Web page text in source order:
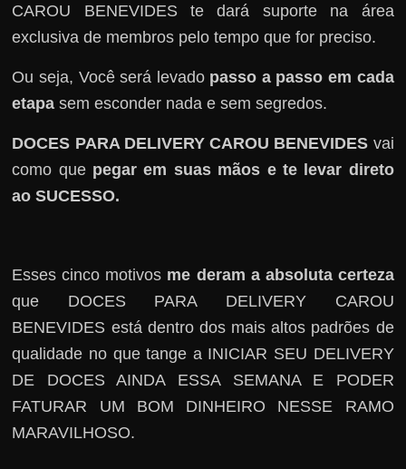
🤔
CAROU BENEVIDES te dará suporte na área
exclusiva de membros pelo tempo que for preciso.
Ou seja, Você será levado passo a passo em cada
etapasem esconder nada e sem segredos.
DOCES PARA DELIVERY CAROU BENEVIDES vai
como que pegar em suas mãos e te levar direto
ao SUCESSO.
Esses cinco motivos me deram a absoluta certeza
que DOCES PARA DELIVERY CAROU
BENEVIDES está dentro dos mais altos padrões de
qualidade no que tange a INICIAR SEU DELIVERY
DE DOCES AINDA ESSA SEMANA E PODER
FATURAR UM BOM DINHEIRO NESSE RAMO
MARAVILHOSO.